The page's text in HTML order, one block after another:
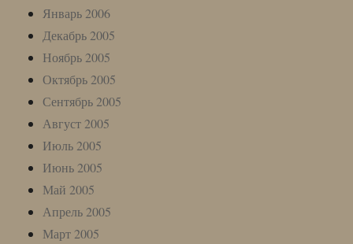
Январь 2006
Декабрь 2005
Ноябрь 2005
Октябрь 2005
Сентябрь 2005
Август 2005
Июль 2005
Июнь 2005
Май 2005
Апрель 2005
Март 2005